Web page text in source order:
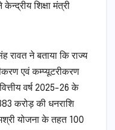
शिक्षा मंत्री
रावत ने बताया कि राज्य
एवं कम्प्यूटरीकरण
वर्ष 2025-26 के
करोड़ की धनराशि
योजना के तहत 100